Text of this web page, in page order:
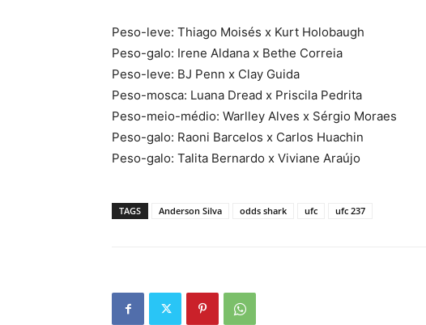
Peso-leve: Thiago Moisés x Kurt Holobaugh
Peso-galo: Irene Aldana x Bethe Correia
Peso-leve: BJ Penn x Clay Guida
Peso-mosca: Luana Dread x Priscila Pedrita
Peso-meio-médio: Warlley Alves x Sérgio Moraes
Peso-galo: Raoni Barcelos x Carlos Huachin
Peso-galo: Talita Bernardo x Viviane Araújo
TAGS Anderson Silva odds shark ufc ufc 237